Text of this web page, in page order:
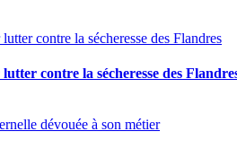
contre la sécheresse des